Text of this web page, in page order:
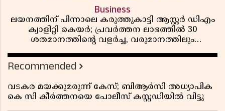
Business
ലയനത്തിന് പിന്നാലെ കരുത്തുകാട്ടി ആസ്റ്റർ ഡിഎം
ക്വാളിറ്റി കെയർ; പ്രവർത്തന ലാഭത്തിൽ 30
ശതമാനത്തിൻ്റെ വളർച്ച, വരുമാനത്തിലും
റിപ്പോർട്ട് പുറത്ത്
Recommended
വടകര മയക്കുമരുന്ന് കേസ്; ബിആർസി അധ്യാപിക
കെ സി കീർത്തനയെ പോലീസ് കസ്റ്റഡിയിൽ വിട്ടു